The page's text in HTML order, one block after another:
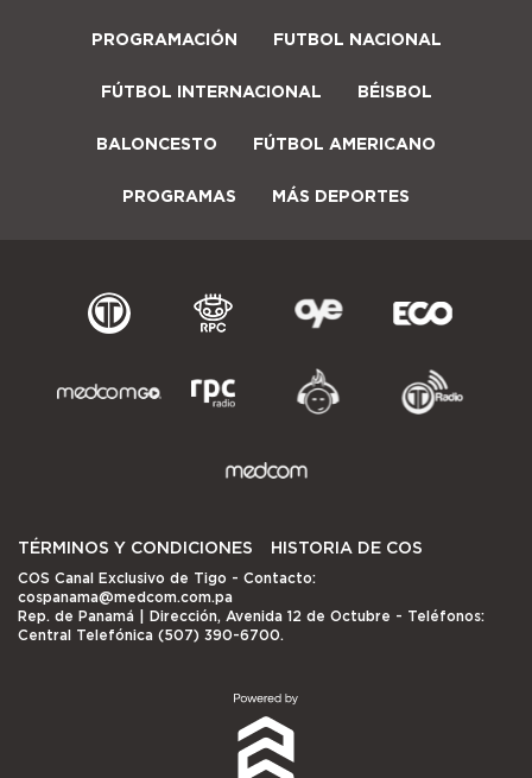
PROGRAMACIÓN FUTBOL NACIONAL
FÚTBOL INTERNACIONAL BÉISBOL
BALONCESTO FÚTBOL AMERICANO
PROGRAMAS MÁS DEPORTES
TÉRMINOS Y CONDICIONES HISTORIA DE COS
COS Canal Exclusivo de Tigo - Contacto:
cospanama@medcom.com.pa
Rep. de Panamá | Dirección, Avenida 12 de Octubre - Teléfonos:
Central Telefónica (507) 390-6700.